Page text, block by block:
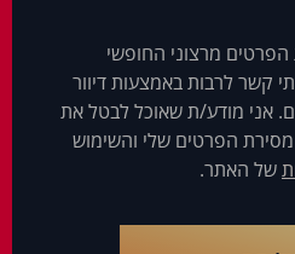
מרצוני החופשי
קשר לרבות באמצעות דיוור
אני מודע/ת שאוכל לבטל את
הפרטים שלי והשימוש
של האתר.